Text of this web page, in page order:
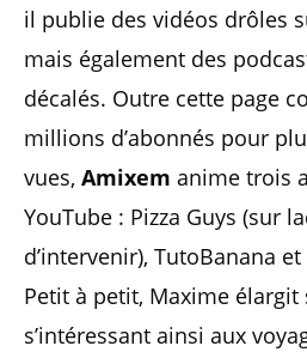
il publie des vidéos drôles
mais également des
décalés. Outre cette page
millions d’abonnés pour
vues, Amixem anime trois
YouTube : Pizza Guys (sur
d’intervenir), TutoBanana
Petit à petit, Maxime élargit
s’intéressant ainsi aux